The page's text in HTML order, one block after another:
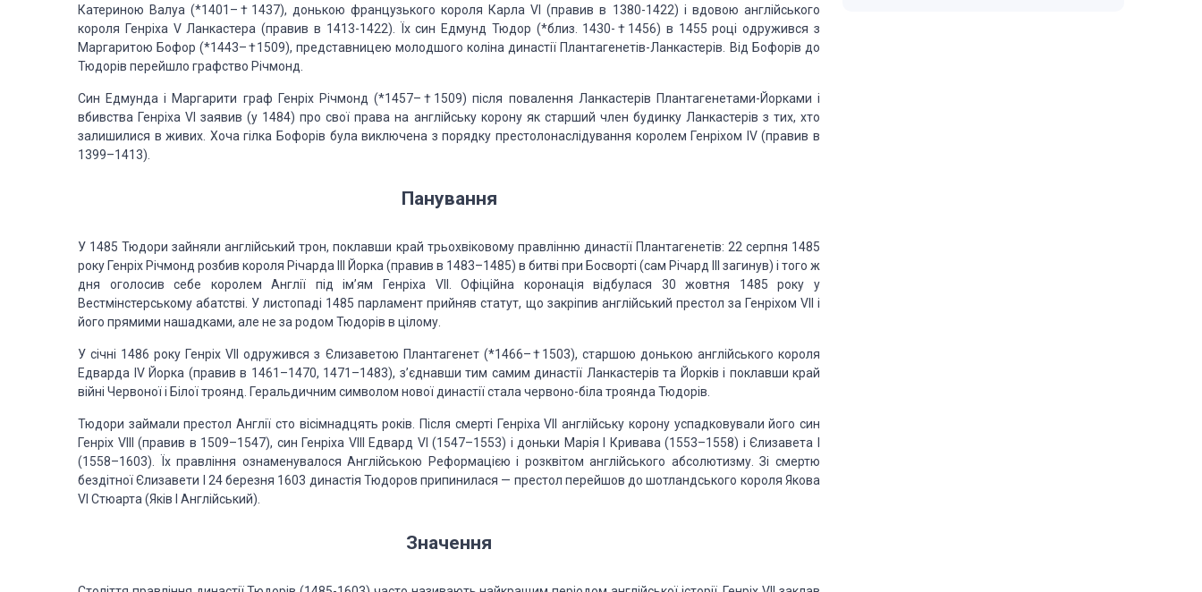
Катериною Валуа (*1401–†1437), донькою французького короля Карла VI (правив в 1380-1422) і вдовою англійського
короля Генріха V Ланкастера (правив в 1413-1422). Їх син Едмунд Тюдор (*близ. 1430-†1456) в 1455 році одружився з
Маргаритою Бофор (*1443–†1509), представницею молодшого коліна династії Плантагенетів-Ланкастерів. Від Бофорів до
Тюдорів перейшло графство Річмонд.
Син Едмунда і Маргарити граф Генріх Річмонд (*1457–†1509) після повалення Ланкастерів Плантагенетами-Йорками і
вбивства Генріха VI заявив (у 1484) про свої права на англійську корону як старший член будинку Ланкастерів з тих, хто
залишилися в живих. Хоча гілка Бофорів була виключена з порядку престолонаслідування королем Генріхом IV (правив в
1399–1413).
Панування
У 1485 Тюдори зайняли англійський трон, поклавши край трьохвіковому правлінню династії Плантагенетів: 22 серпня 1485
року Генріх Річмонд розбив короля Річарда III Йорка (правив в 1483–1485) в битві при Босворті (сам Річард III загинув) і того ж
дня оголосив себе королем Англії під ім’ям Генріха VII. Офіційна коронація відбулася 30 жовтня 1485 року у
Вестмінстерському абатстві. У листопаді 1485 парламент прийняв статут, що закріпив англійський престол за Генріхом VII і
його прямими нашадками, але не за родом Тюдорів в цілому.
У січні 1486 року Генріх VII одружився з Єлизаветою Плантагенет (*1466–†1503), старшою донькою англійського короля
Едварда IV Йорка (правив в 1461–1470, 1471–1483), з’єднавши тим самим династії Ланкастерів та Йорків і поклавши край
війні Червоної і Білої троянд. Геральдичним символом нової династії стала червоно-біла троянда Тюдорів.
Тюдори займали престол Англії сто вісімнадцять років. Після смерті Генріха VII англійську корону успадковували його син
Генріх VIII (правив в 1509–1547), син Генріха VIII Едвард VI (1547–1553) і доньки Марія I Кривава (1553–1558) і Єлизавета I
(1558–1603). Їх правління ознаменувалося Англійською Реформацією і розквітом англійського абсолютизму. Зі смертю
бездітної Єлизавети I 24 березня 1603 династія Тюдоров припинилася — престол перейшов до шотландського короля Якова
VI Стюарта (Яків I Англійський).
Значення